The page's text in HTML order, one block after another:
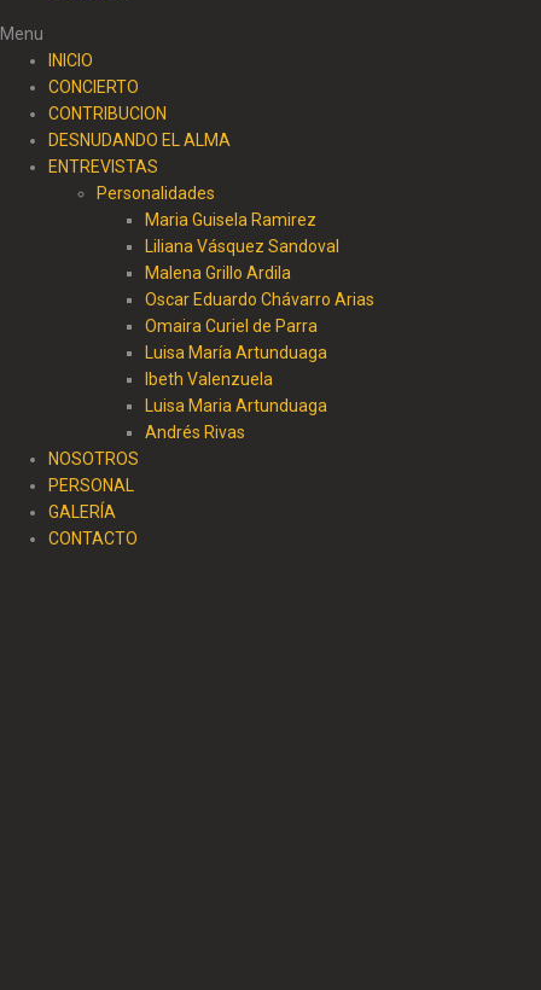
Menu
INICIO
CONCIERTO
CONTRIBUCION
DESNUDANDO EL ALMA
ENTREVISTAS
Personalidades
Maria Guisela Ramirez
Liliana Vásquez Sandoval
Malena Grillo Ardila
Oscar Eduardo Chávarro Arias
Omaira Curiel de Parra
Luisa María Artunduaga
Ibeth Valenzuela
Luisa Maria Artunduaga
Andrés Rivas
NOSOTROS
PERSONAL
GALERÍA
CONTACTO